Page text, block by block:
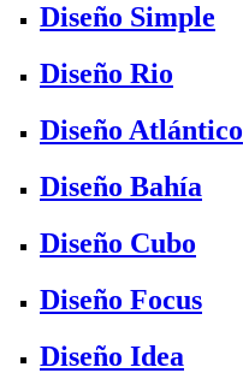
Diseño Simple
Diseño Rio
Diseño Atlántico
Diseño Bahía
Diseño Cubo
Diseño Focus
Diseño Idea